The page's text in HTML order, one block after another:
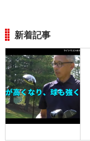
新着記事